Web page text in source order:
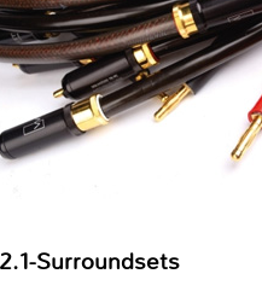
Surroundsets